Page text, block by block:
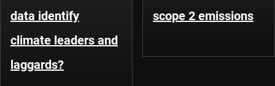
data identify
climate leaders and
laggards?
scope 2 emissions